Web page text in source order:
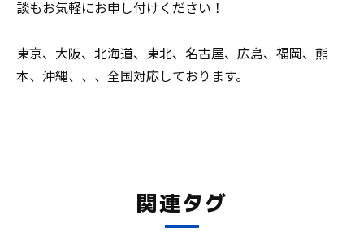
談もお気軽にお申し付けください！
東京、大阪、北海道、東北、名古屋、広島、福岡、熊
本、沖縄、、、全国対応しております。
関連タグ